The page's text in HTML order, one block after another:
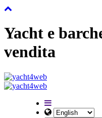
Yacht e
vendita